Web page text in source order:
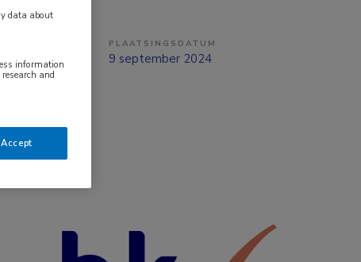
PLAATSINGSDATUM
9 september 2024
data about
information
and